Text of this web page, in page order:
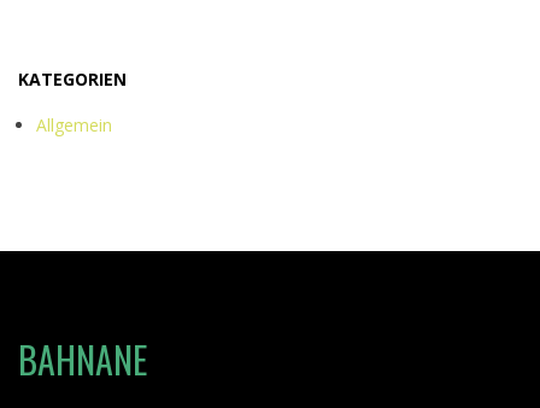
KATEGORIEN
Allgemein
BAHNANE